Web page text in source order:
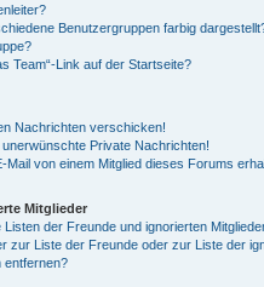
Benutzergruppen farbig
Team“-Link auf der Startseite?
Nachrichten verschicken!
Private Nachrichten!
Mail von einem Mitglied dieses Forums
Mitglieder
Listen der Freunde und ignorierten
zur Liste der Freunde oder zur Liste der
entfernen?